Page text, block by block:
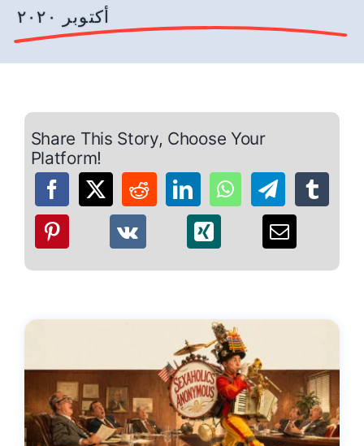
أكتوبر ٢٠٢٠
Share This Story, Choose Your
Platform!